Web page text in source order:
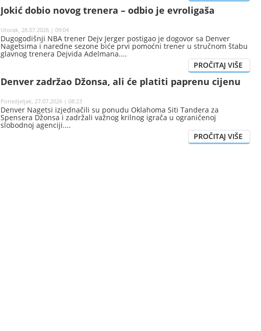
Jokić dobio novog trenera – odbio je evroligaša
Utorak, 28.07.2026 | 09:04
Dugogodišnji NBA trener Dejv Jerger postigao je dogovor sa Denver
Nagetsima i naredne sezone biće prvi pomoćni trener u stručnom štabu
glavnog trenera Dejvida Adelmana.
Denver zadržao Džonsa, ali će platiti paprenu cijenu
Ponedjeljak, 27.07.2026 | 08:23
Denver Nagetsi izjednačili su ponudu Oklahoma Siti Tandera za
Spensera Džonsa i zadržali važnog krilnog igrača u ograničenoj
slobodnoj agenciji.